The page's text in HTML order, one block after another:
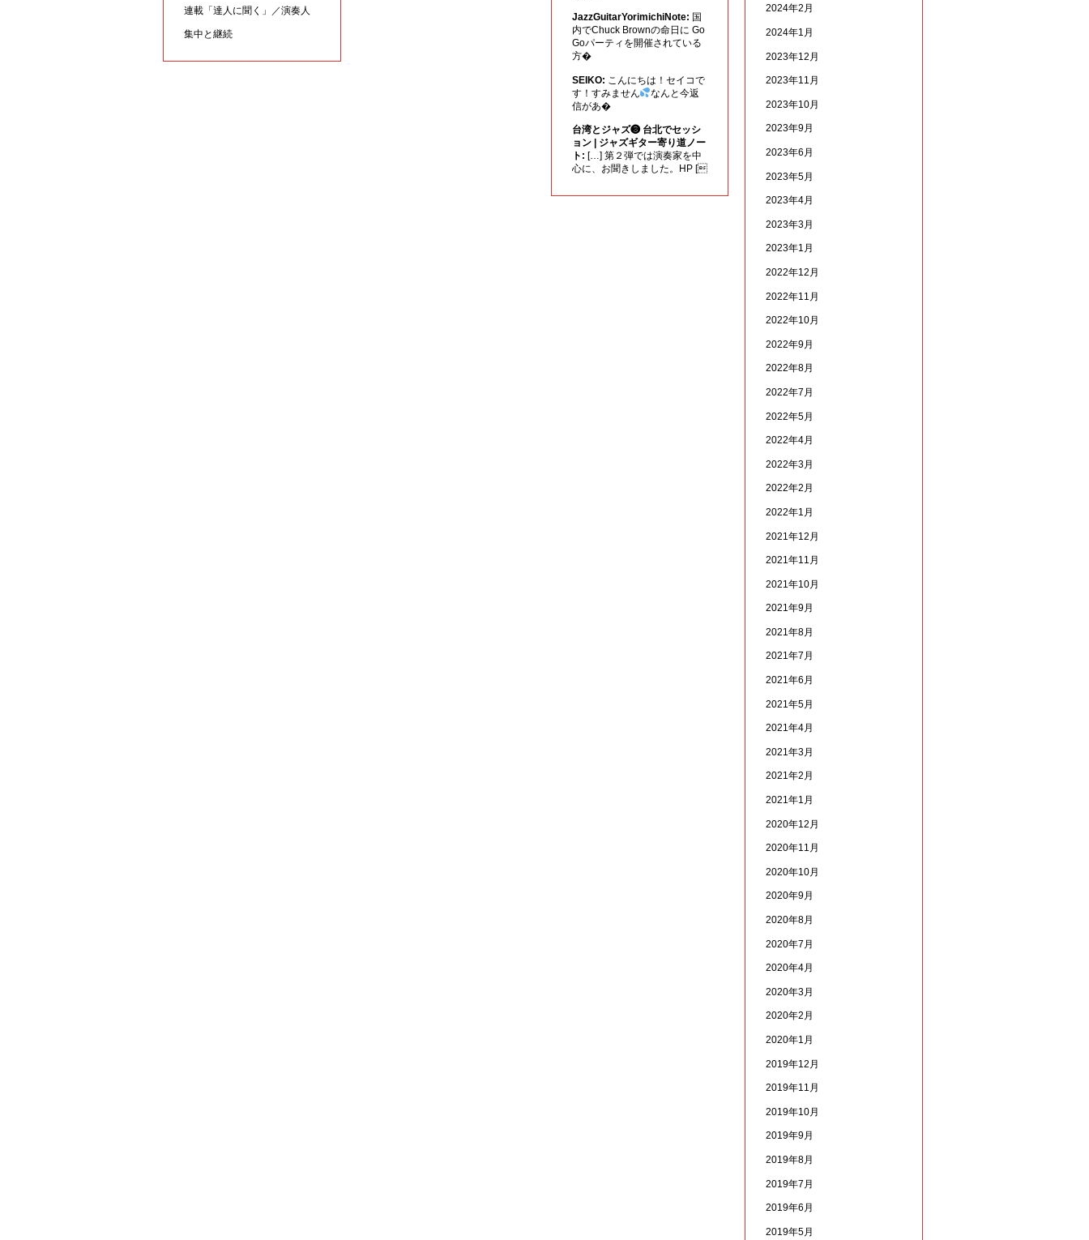
連載「達人に聞く」／演奏人
集中と継続
JazzGuitarYorimichiNote: 国
内でChuck Brownの命日に Go
Goパーティを開催されている
方�
SEIKO: こんにちは！セイコで
す！すみません
なんと今返
信があ�
台湾とジャズ❸ 台北でセッシ
ョン | ジャズギター寄り道ノー
ト: […] 第２弾では演奏家を中
心に、お聞きしました。HP [
2024年2月
2024年1月
2023年12月
2023年11月
2023年10月
2023年9月
2023年6月
2023年5月
2023年4月
2023年3月
2023年1月
2022年12月
2022年11月
2022年10月
2022年9月
2022年8月
2022年7月
2022年5月
2022年4月
2022年3月
2022年2月
2022年1月
2021年12月
2021年11月
2021年10月
2021年9月
2021年8月
2021年7月
2021年6月
2021年5月
2021年4月
2021年3月
2021年2月
2021年1月
2020年12月
2020年11月
2020年10月
2020年9月
2020年8月
2020年7月
2020年4月
2020年3月
2020年2月
2020年1月
2019年12月
2019年11月
2019年10月
2019年9月
2019年8月
2019年7月
2019年6月
2019年5月